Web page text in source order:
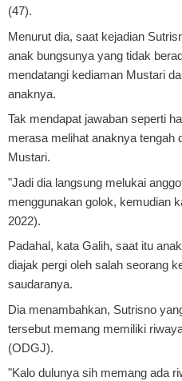
(47).
Menurut dia, saat kejadian
anak bungsunya yang tidak
mendatangi kediaman Mustari
anaknya.
Tak mendapat jawaban seperti
merasa melihat anaknya tengah
Mustari.
"Jadi dia langsung melukai
menggunakan golok, kemudian
2022).
Padahal, kata Galih, saat itu
diajak pergi oleh salah seorang
saudaranya.
Dia menambahkan, Sutrisno
tersebut memang memiliki
(ODGJ).
"Kalo dulunya sih memang ada